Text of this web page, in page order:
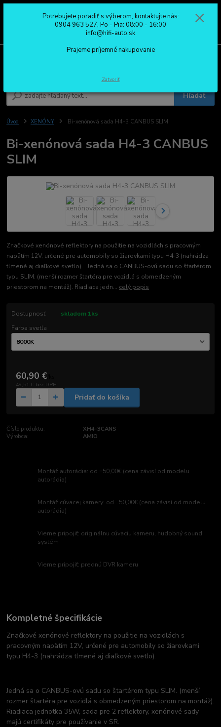
Hľadať
0904 963 527
Po - Pia: 08:00 - 16:00
Úvod XENÓNY Bi-xenónová sada H4-3 CANBUS SLIM
Bi-xenónová sada H4-3 CANBUS
SLIM
Značkové xenónové reflektory na použitie na vozidlách s pracovným
napätím 12V, určené pre automobily so žiarovkami typu H4-3 (nahrádza
tlmené aj diaľkové svetlo). Jedná sa o CANBUS-ovú sadu so štartérom
typu SLIM. (menší rozmer štartéra pre vozidlá s obmedzeným
priestorom na montáž). Riadiaca jedn... celý popis
Dostupnosť
skladom 1ks
Farba svetla
60,90 €
49,51 € bez DPH
Pridať do košíka
Číslo produktu:
XH4-3CANS
Výrobca:
AMIO
Montáž autorádia: od =50,00€ (cena závisí od modelu
autorádia)
Montáž cúvacej kamery: od =50,00€ (cena závisí od modelu
autorádia)
Vieme pripojiť: originálnu cúvaciu kameru, hudobný sound
systém
Vieme pripojiť: prednú DVR kameru
Kompletné špecifikácie
Značkové xenónové reflektory na použitie na vozidlách s
pracovným napätím 12V, určené pre automobily so žiarovkami
typu H4-3 (nahrádza tlmené aj diaľkové svetlo).
Jedná sa o CANBUS-ovú sadu so štartérom typu SLIM. (menší
rozmer štartéra pre vozidlá s obmedzeným priestorom na montáž).
Riadiaca jednotka 35W, sada pre 2 reflektory, xenónové sady
majú certifikáty pre používanie v SR.
Potrebujete poradiť s výberom, kontaktujte nás:
0904 963 527, Po - Pia: 08:00 - 16:00
info@hifi-auto.sk
Prajeme príjemné nakupovanie
Zatvoriť